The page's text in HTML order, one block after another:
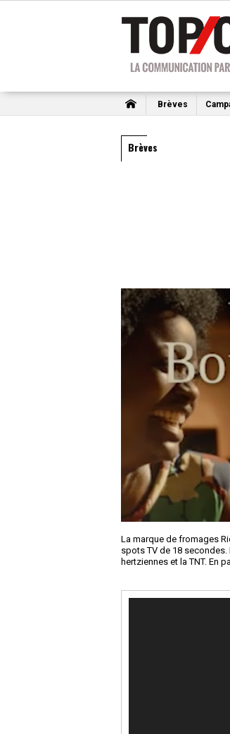
Brèves
Brèves
La marque de fromages
spots TV de 18
hertziennes et la TNT. En